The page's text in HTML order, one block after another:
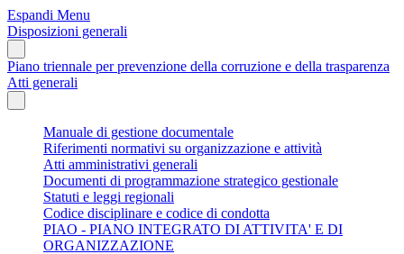
Espandi Menu
Disposizioni generali
Piano triennale per prevenzione della corruzione e della trasparenza
Atti generali
Manuale di gestione documentale
Riferimenti normativi su organizzazione e attività
Atti amministrativi generali
Documenti di programmazione strategico gestionale
Statuti e leggi regionali
Codice disciplinare e codice di condotta
PIAO - PIANO INTEGRATO DI ATTIVITA' E DI
ORGANIZZAZIONE